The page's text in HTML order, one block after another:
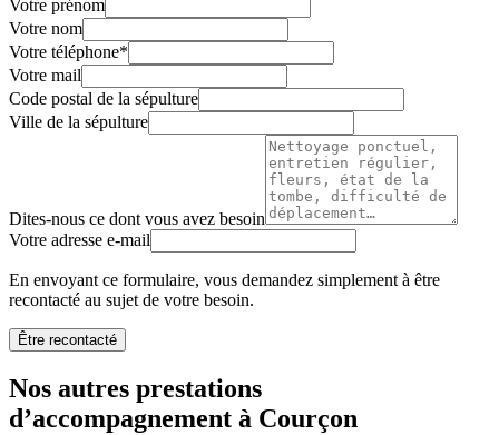
Votre prénom
Votre nom
Votre téléphone*
Votre mail
Code postal de la sépulture
Ville de la sépulture
Dites-nous ce dont vous avez besoin
Votre adresse e-mail
En envoyant ce formulaire, vous demandez simplement à être
recontacté au sujet de votre besoin.
Être recontacté
Nos autres prestations
d’accompagnement à Courçon